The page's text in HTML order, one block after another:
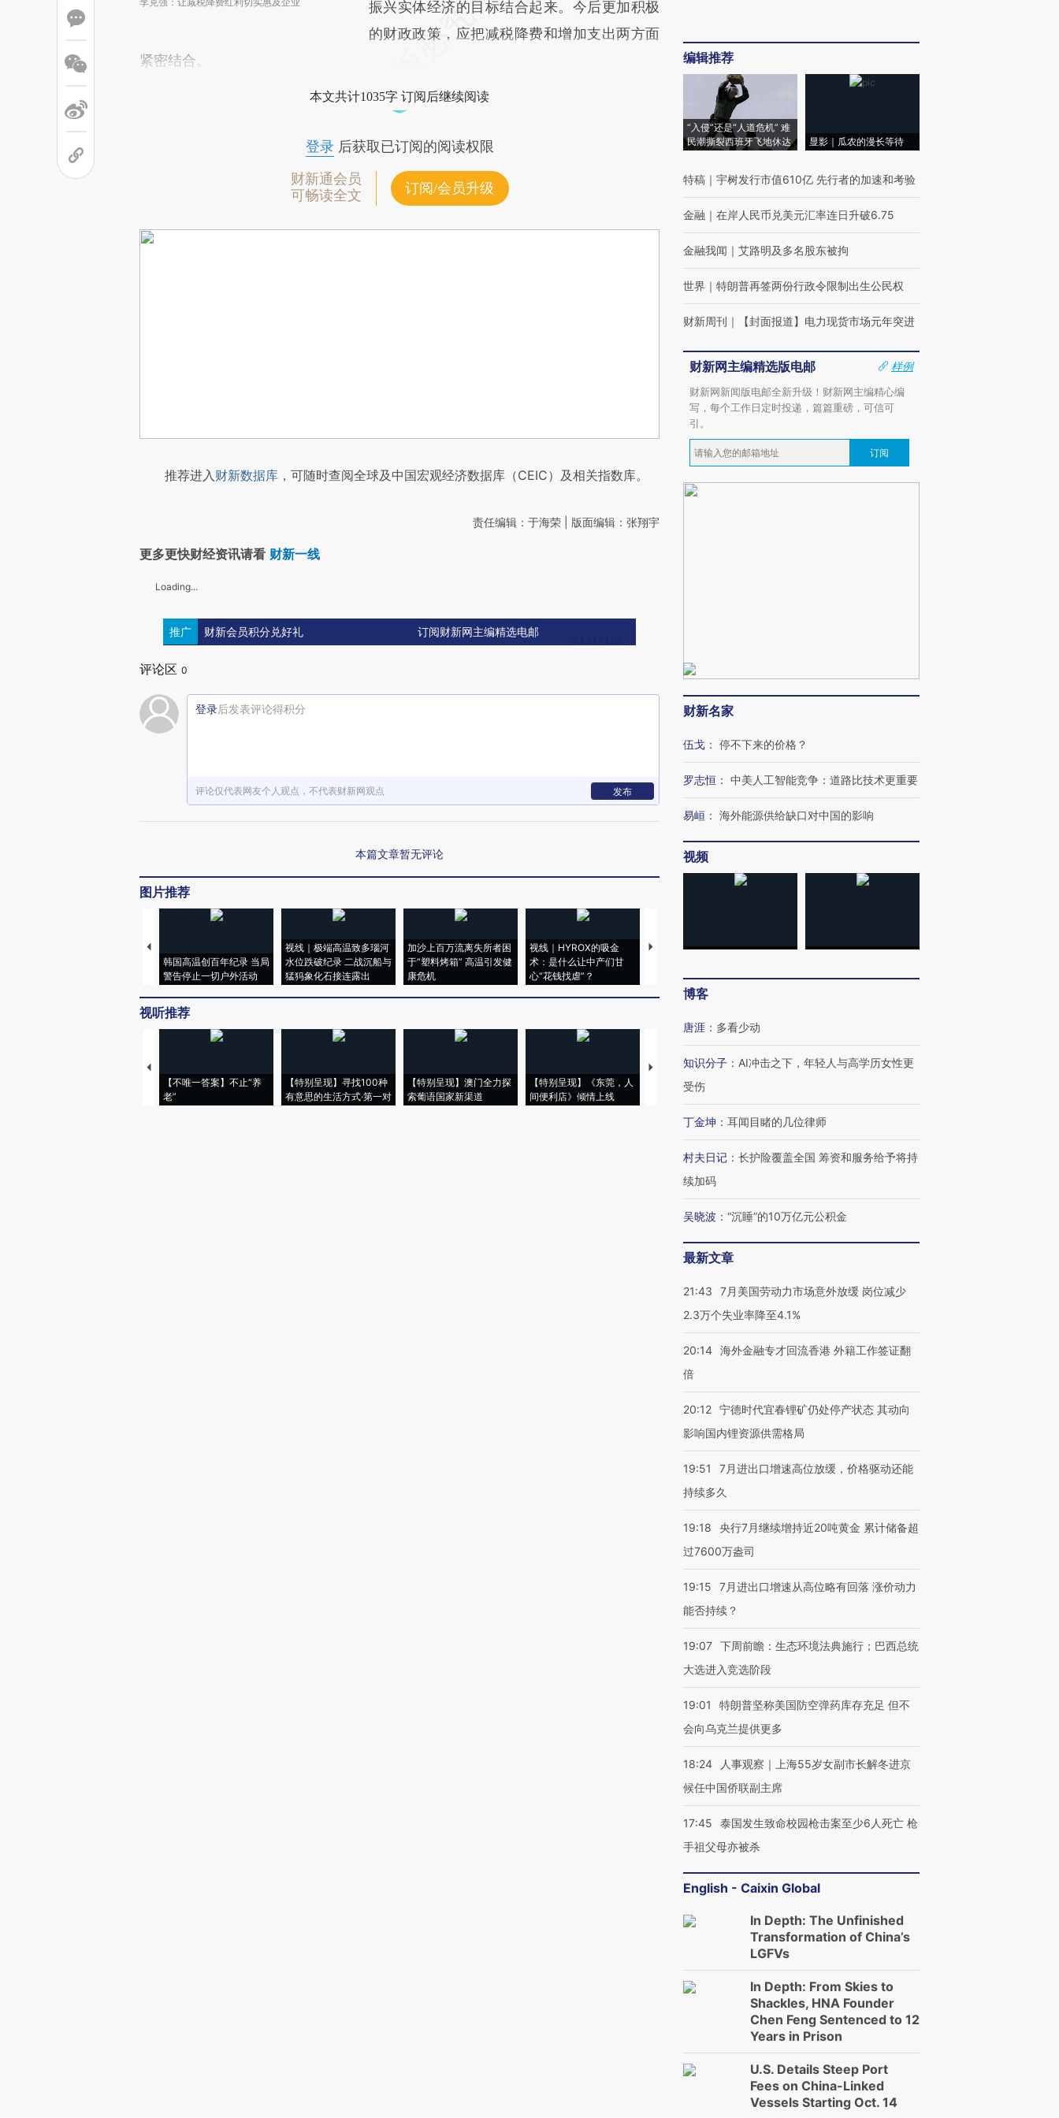
振兴实体经济的目标结合起来。今后更加积极
的财政政策，应把减税降费和增加支出两方面
紧密结合。
本文共计1035字 订阅后继续阅读
登录后获取已订阅的阅读权限
财新通会员
可畅读全文
订阅/会员升级
推荐进入财新数据库 ，可随时查阅全球及中国宏观经济数据库（CEIC）及相关指数库。
责任编辑：于海荣 | 版面编辑：张翔宇
更多更快财经资讯请看 财新一线
Loading...
推广 财新会员积分兑好礼 订阅财新网主编精选电邮
评论区 0
登录后发表评论得积分
评论仅代表网友个人观点，不代表财新网观点 发布
本篇文章暂无评论
图片推荐
韩国高温创百年纪录 当局
警告停止一切户外活动
视线｜极端高温致多瑙河
水位跌破纪录 二战沉船与
猛犸象化石接连露出
加沙上百万流离失所者困
于“塑料烤箱” 高温引发健
康危机
视线｜HYROX的吸金
术：是什么让中产们甘
心“花钱找虐”？
马航飞行员跨国走私7万
视线｜被称为“蟑螂”的印
育部长拱下台
视线｜“入侵”还是“人道危
飞地休达
视听推荐
【不唯一答案】不止“养
老”
【特别呈现】寻找100种
有意思的生活方式·第一对
【特别呈现】澳门全力探
索葡语国家新渠道
【特别呈现】《东莞，人
间便利店》倾情上线
【推广】走进第四届链博
会，让数智科技“链”接产
【商旅对话】华住集团
编辑推荐
“入侵”还是“人道危机” 难
民潮撕裂西班牙飞地休达
显影｜瓜农的漫长等待
特稿 ｜ 宇树发行市值610亿 先行者的加速和考验
金融 ｜ 在岸人民币兑美元汇率连日升破6.75
金融我闻 ｜ 艾路明及多名股东被拘
世界 ｜ 特朗普再签两份行政令限制出生公民权
财新周刊 ｜ 【封面报道】电力现货市场元年突进
财新网主编精选版电邮
样例
财新网新闻版电邮全新升级！财新网主编精心编
写，每个工作日定时投递，篇篇重磅，可信可
引。
订阅
财新名家
伍戈 ： 停不下来的价格？
罗志恒 ： 中美人工智能竞争：道路比技术更重要
易峘 ： 海外能源供给缺口对中国的影响
视频
博客
唐涯 ： 多看少动
知识分子 ： AI冲击之下，年轻人与高学历女性更
受伤
丁金坤 ： 耳闻目睹的几位律师
村夫日记 ： 长护险覆盖全国 筹资和服务给予将持
续加码
吴晓波 ： “沉睡”的10万亿元公积金
最新文章
21:43
7月美国劳动力市场意外放缓 岗位减少
2.3万个失业率降至4.1%
20:14 海外金融专才回流香港 外籍工作签证翻
倍
20:12 宁德时代宜春锂矿仍处停产状态 其动向
影响国内锂资源供需格局
19:51
7月进出口增速高位放缓，价格驱动还能
持续多久
19:18
央行7月继续增持近20吨黄金 累计储备超
过7600万盎司
19:15
7月进出口增速从高位略有回落 涨价动力
能否持续？
19:07 下周前瞻：生态环境法典施行；巴西总统
大选进入竞选阶段
19:01
特朗普坚称美国防空弹药库存充足 但不
会向乌克兰提供更多
18:24
人事观察｜上海55岁女副市长解冬进京
候任中国侨联副主席
17:45
泰国发生致命校园枪击案至少6人死亡 枪
手祖父母亦被杀
English - Caixin Global
In Depth: The Unfinished
Transformation of China’s
LGFVs
In Depth: From Skies to
Shackles, HNA Founder
Chen Feng Sentenced to 12
Years in Prison
U.S. Details Steep Port
Fees on China-Linked
Vessels Starting Oct. 14